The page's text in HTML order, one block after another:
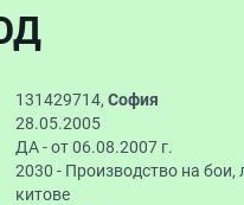
131429714, София
28.05.2005
ДА - от 06.08.2007 г.
2030 - Производство на бои,
китове